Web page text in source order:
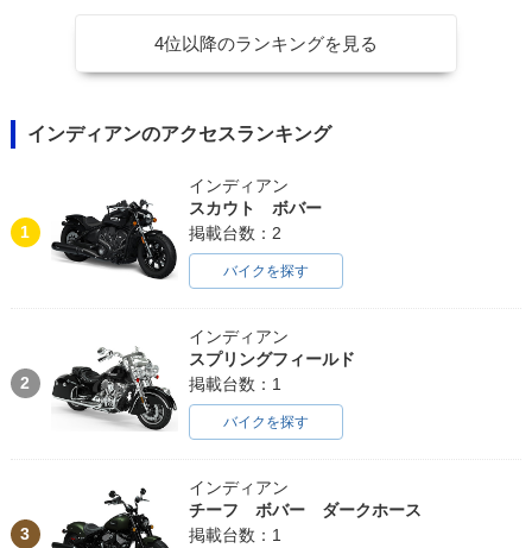
4位以降のランキングを見る
インディアンのアクセスランキング
1
インディアン
スカウト ボバー
掲載台数：2
バイクを探す
2
インディアン
スプリングフィールド
掲載台数：1
バイクを探す
3
インディアン
チーフ ボバー ダークホース
掲載台数：1